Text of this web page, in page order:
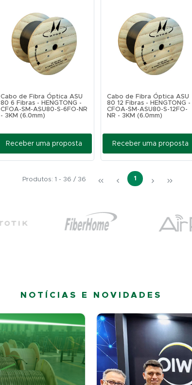
Cabo de Fibra Óptica ASU
80 6 Fibras - HENGTONG -
CFOA-SM-ASU80-S-6FO-NR
- 3KM (6.0mm)
Receber uma proposta
Cabo de Fibra Óptica ASU
80 12 Fibras - HENGTONG -
CFOA-SM-ASU80-S-12FO-
NR - 3KM (6.0mm)
Receber uma proposta
Produtos: 1 - 36 / 36 1
NOTÍCIAS E NOVIDADES